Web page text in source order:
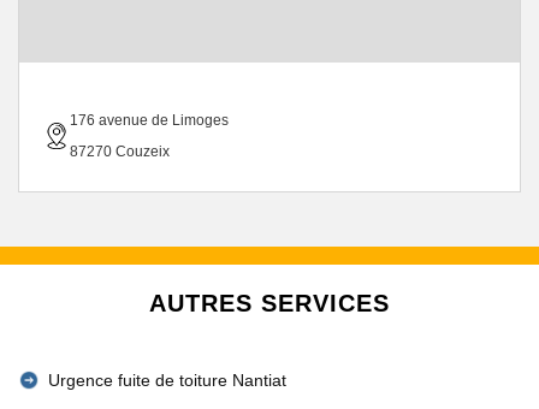
176 avenue de Limoges
87270 Couzeix
AUTRES SERVICES
Urgence fuite de toiture Nantiat